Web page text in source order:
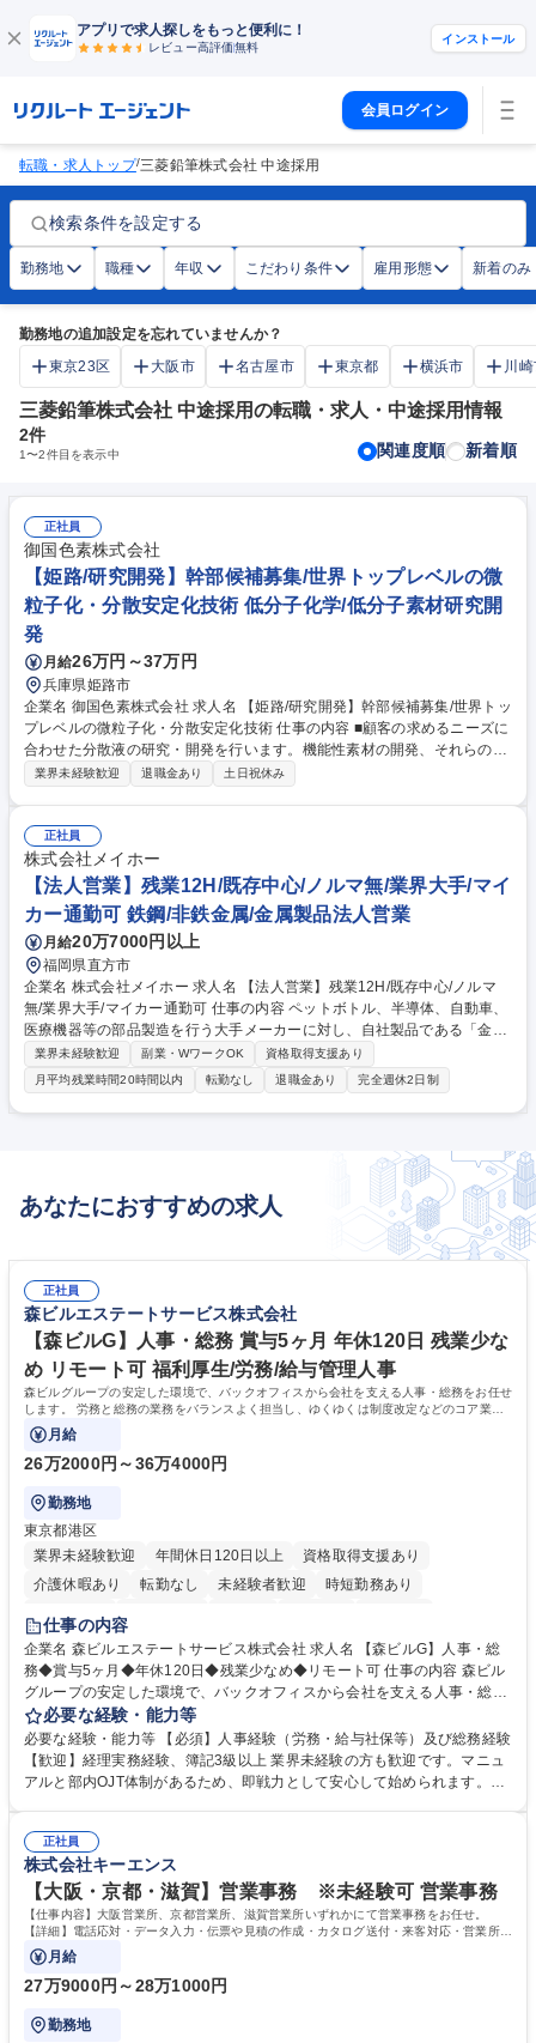
アプリで求人探しをもっと便利に！
レビュー高評価無料
インストール
会員ログイン
転職・求人トップ/三菱鉛筆株式会社 中途採用
検索条件を設定する
勤務地 職種 年収 こだわり条件 雇用形態 新着のみ
勤務地の追加設定を忘れていませんか？
東京23区
大阪市 名古屋市 東京都 横浜市 川
三菱鉛筆株式会社 中途採用の転職・求人・中途採用情報
2件
1〜2件目を表示中 関連度順 新着順
正社員
御国色素株式会社
【姫路/研究開発】幹部候補募集/世界トップレベルの微
粒子化・分散安定化技術 低分子化学/低分子素材研究開
発
月給26万円～37万円
兵庫県姫路市
企業名 御国色素株式会社 求人名 【姫路/研究開発】幹部候補募集/世界トッ
プレベルの微粒子化・分散安定化技術 仕事の内容 ■顧客の求めるニーズに
合わせた分散液の研究・開発を行います。機能性素材の開発、それらの機
能を最大限に発揮する為のプロセス開発、機能特性を評価する為の技術開
分散液など、その他にも機能性材料分散の技術開発(消臭・抗菌・環境な
ど)を行っています。また開発者が自ら特許出願を行ったり、他部署を先
導して量産試作を行うなど、職務領域も広い為、自ら開発した商品・技術
が世に出るところまで担当頂けます。【業務内容の変更の範囲】当社業務
全般 募集職種 【姫路/研究開発】幹部候補募集/世界トップレベルの微粒子
化・分散安定化技術
業界未経験歓迎 退職金あり 土日祝休み
正社員
株式会社メイホー
【法人営業】残業12H/既存中心/ノルマ無/業界大手/マイ
カー通勤可 鉄鋼/非鉄金属/金属製品法人営業
月給20万7000円以上
福岡県直方市
企業名 株式会社メイホー 求人名 【法人営業】残業12H/既存中心/ノルマ
無/業界大手/マイカー通勤可 仕事の内容 ペットボトル、半導体、自動車、
医療機器等の部品製造を行う大手メーカーに対し、自社製品である「金
型」や「成形機」、「精密部品」を販売します。ニーズをヒアリングし、
最適な製品を提供する仕事です。 各業界の大手企業に対し、部品製造に不
可欠な『金型』『部品』『成形機』を提案し販売につなげています。 ■既
存顧客へのニーズ深掘り・提案 ■見積作成・発注・納品管理 ■社内の設計
く、チームで目標達成を目指すスタイル。入社後は1～3ヶ月の製造・設計
現場研修で基礎を学べます。【業務内容の変更範囲】当社の指定する業務
募集職種 【法人営業】残業12H/既存中心/ノルマ無/業界大手/マイカー通勤
可
業界未経験歓迎 副業・WワークOK
資格取得支援あり
月平均残業時間20時間以内
転勤なし 退職金あり 完全週休2日制
あなたにおすすめの求人
正社員
森ビルエステートサービス株式会社
【森ビルG】人事・総務 賞与5ヶ月 年休120日 残業少な
め リモート可 福利厚生/労務/給与管理人事
森ビルグループの安定した環境で、バックオフィスから会社を支える人事・総務をお任せ
します。 労務と総務の業務をバランスよく担当し、ゆくゆくは制度改定などのコア業務
にも挑戦できる、やりがいある環境です。
月給
26万2000円～36万4000円
勤務地
東京都港区
業界未経験歓迎
年間休日120日以上
資格取得支援あり
介護休暇あり
転勤なし 未経験者歓迎
時短勤務あり
経験者歓迎
完全週休2日制
交通費支給 長期歓迎 駅近5分以内 土日祝休み
仕事の内容
企業名 森ビルエステートサービス株式会社 求人名 【森ビルG】人事・総
務◆賞与5ヶ月◆年休120日◆残業少なめ◆リモート可 仕事の内容 森ビル
グループの安定した環境で、バックオフィスから会社を支える人事・総務
をお任せします。 労務と総務の業務をバランスよく担当し、ゆくゆくは制
度改定などのコア業務にも挑戦できる、やりがいある環境です。 ■勤怠管
理、給与計算、社会保険手続き、年末調整等の労務管理全般 ■入退社手続
き、社内規定の改定や人事制度改定などのコア業務 ■社内イベントの企画
でも質問・相談できる環境が整っているため、安心して成長できます。 募
集職種 【森ビルG】人事・総務◆賞与5ヶ月◆年休120日◆残業少なめ◆
リモート可
必要な経験・能力等
必要な経験・能力等 【必須】人事経験（労務・給与社保等）及び総務経験
【歓迎】経理実務経験、簿記3級以上 業界未経験の方も歓迎です。マニュ
アルと部内OJT体制があるため、即戦力として安心して始められます。
務に挑戦できるため、自身の成長と組織への貢献度をダイレクトに実感で
きます。 残業少なめ、週1日リモート可など、ワークライフバランスを保
ち長期活躍できる環境です。 「これまでの幅広い経験を活かし、長期的な
キャリアを築きたい」という前向きな意欲と挑戦を全力で応援します。 学
歴・資格 学歴：大学院 大学 高専 短大 専修学校 高校 語学力： 資格：日商
簿記検定1級 日商簿記検定2級 日商簿記検定3級
正社員
株式会社キーエンス
【大阪・京都・滋賀】営業事務 ※未経験可 営業事務
【仕事内容】大阪営業所、京都営業所、滋賀営業所いずれかにて営業事務をお任せ。
【詳細】電話応対・データ入力・伝票や見積の作成・カタログ送付・来客対応・営業所内
で発生する事務業務や業務改善をお任せ。
月給
27万9000円～28万1000円
勤務地